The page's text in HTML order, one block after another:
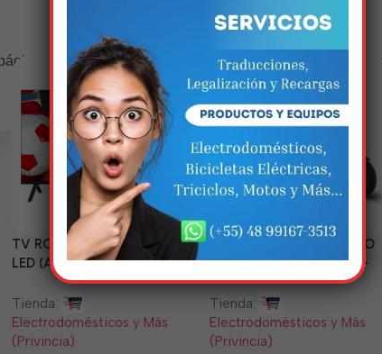
TV RCA 43” 1080P Full HD
LED (Android Smart TV)
Tienda:
Electrodomésticos y Más
(Privincia)
Triciclo Eléctrico (MODELO
ZJ150-R) 60V/45~52AH-
1200W
Tienda:
Electrodomésticos y Más
(Privincia)
Estamos trabalhando nisso!
estará disponível com novidades incríveis.
compreensão.